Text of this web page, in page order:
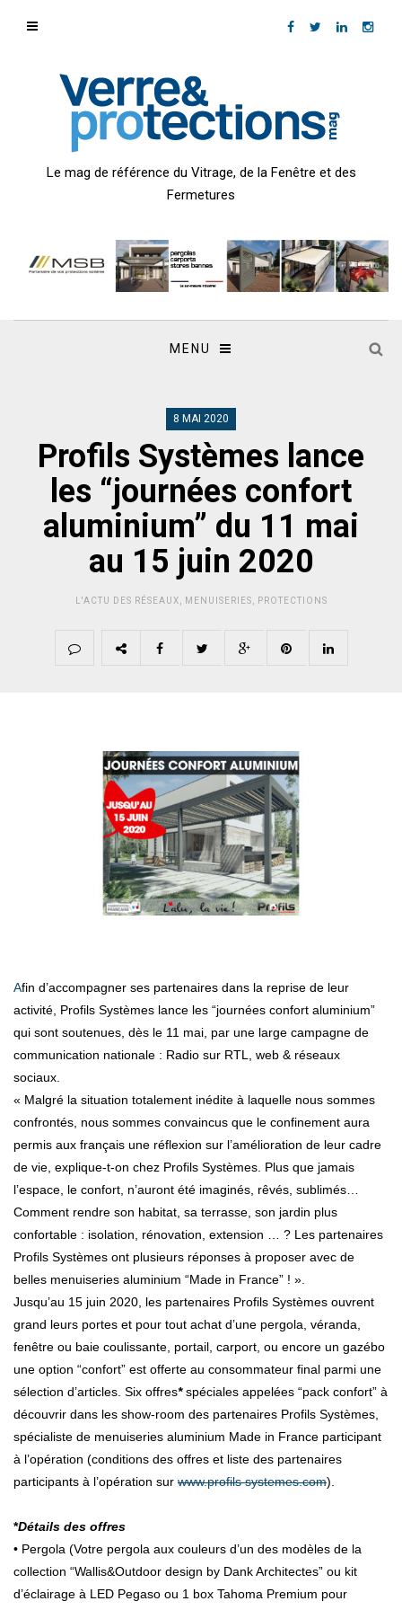
Le mag de référence du Vitrage, de la Fenêtre et des
Fermetures
MENU
8 MAI 2020
Profils Systèmes lance
les “journées confort
aluminium” du 11 mai
au 15 juin 2020
L'ACTU DES RÉSEAUX MENUISERIES PROTECTIONS
Afin d’accompagner ses partenaires dans la reprise de leur
activité, Profils Systèmes lance les “journées confort aluminium”
qui sont soutenues, dès le 11 mai, par une large campagne de
communication nationale : Radio sur RTL, web & réseaux
sociaux.
« Malgré la situation totalement inédite à laquelle nous sommes
confrontés, nous sommes convaincus que le confinement aura
permis aux français une réflexion sur l’amélioration de leur cadre
de vie, explique-t-on chez Profils Systèmes. Plus que jamais
l’espace, le confort, n’auront été imaginés, rêvés, sublimés…
Comment rendre son habitat, sa terrasse, son jardin plus
confortable : isolation, rénovation, extension … ? Les partenaires
Profils Systèmes ont plusieurs réponses à proposer avec de
belles menuiseries aluminium “Made in France” ! ».
Jusqu’au 15 juin 2020, les partenaires Profils Systèmes ouvrent
grand leurs portes et pour tout achat d’une pergola, véranda,
fenêtre ou baie coulissante, portail, carport, ou encore un gazébo
une option “confort” est offerte au consommateur final parmi une
sélection d’articles. Six offres*spéciales appelées “pack confort” à
découvrir dans les show-room des partenaires Profils Systèmes,
spécialiste de menuiseries aluminium Made in France participant
à l’opération (conditions des offres et liste des partenaires
participants à l’opération sur www.profils systemes.com).
*Détails des offres
• Pergola (Votre pergola aux couleurs d’un des modèles de la
collection “Wallis&Outdoor design by Dank Architectes” ou kit
d’éclairage à LED Pegaso ou 1 box Tahoma Premium pour